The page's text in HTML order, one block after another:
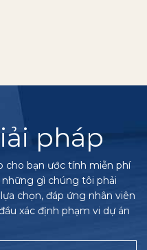
pháp
cho bạn ước tính miễn phí
gì chúng tôi phải
chọn, đáp ứng nhân viên
xác định phạm vi dự án